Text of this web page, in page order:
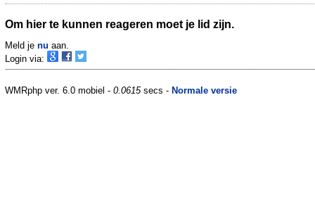
Om hier te kunnen reageren moet je lid zijn.
Meld je nu aan.
Login via:
WMRphp ver. 6.0 mobiel - 0.0615secs - Normale versie